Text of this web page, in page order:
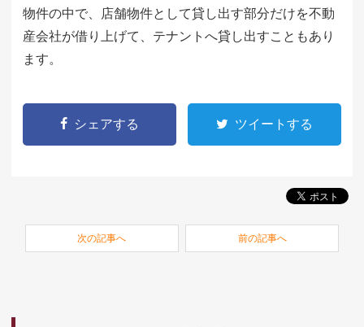
物件の中で、店舗物件として貸し出す部分だけを不動
産会社が借り上げて、テナントへ貸し出すこともあり
ます。
シェアする ツイートする
次の記事へ 前の記事へ